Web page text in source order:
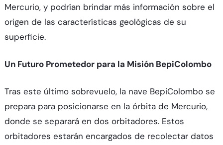
Mercurio, y podrían brindar más información sobre el
origen de las características geológicas de su
superficie.
Un Futuro Prometedor para la Misión BepiColombo
Tras este último sobrevuelo, la nave BepiColombo se
prepara para posicionarse en la órbita de Mercurio,
donde se separará en dos orbitadores. Estos
orbitadores estarán encargados de recolectar datos